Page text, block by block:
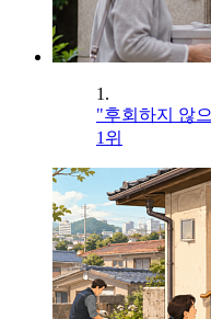
1.
"후회하지 않
1위